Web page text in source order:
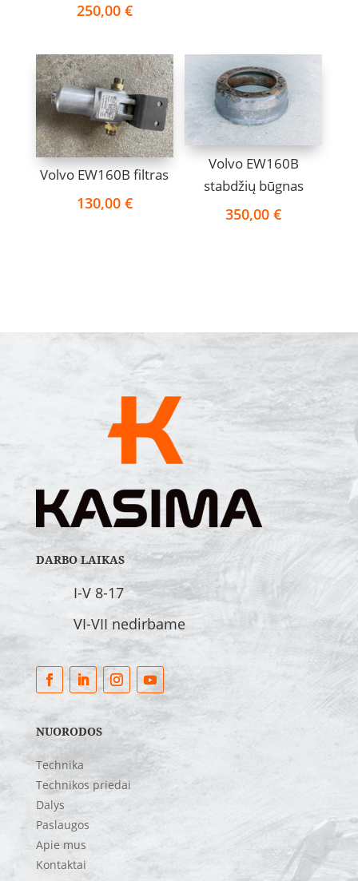
250,00 €
Volvo EW160B filtras
130,00 €
Volvo EW160B
stabdžių būgnas
350,00€
DARBO LAIKAS
I-V 8-17
VI-VII nedirbame
NUORODOS
Technika
Technikos priedai
Dalys
Paslaugos
Apie mus
Kontaktai